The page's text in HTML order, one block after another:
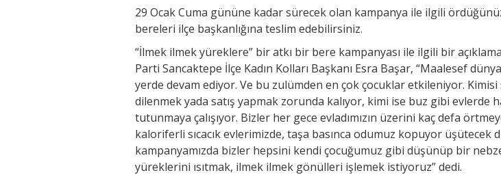
29 Ocak Cuma gününe kadar sürecek olan kampanya ile ilgili
bereleri ilçe başkanlığına teslim edebilirsiniz.
“İlmek ilmek yüreklere” bir atkı bir bere kampanyası ile ilgili bir
Parti Sancaktepe İlçe Kadın Kolları Başkanı Esra Başar, “Maalesef
yerde devam ediyor. Ve bu zulümden en çok çocuklar etkileniyor.
dilenmek yada satış yapmak zorunda kalıyor, kimi ise buz gibi evlerde
tutunmaya çalışıyor. Bizler her gece evladımızın üzerini kaç defa
kaloriferli sıcacık evlerimizde, taşa basınca odumuz kopuyor üşütecek
kampanyamızda bizler hepsini kendi çocuğumuz gibi düşünüp bir
yüreklerini ısıtmak, ilmek ilmek gönülleri işlemek istiyoruz” dedi.